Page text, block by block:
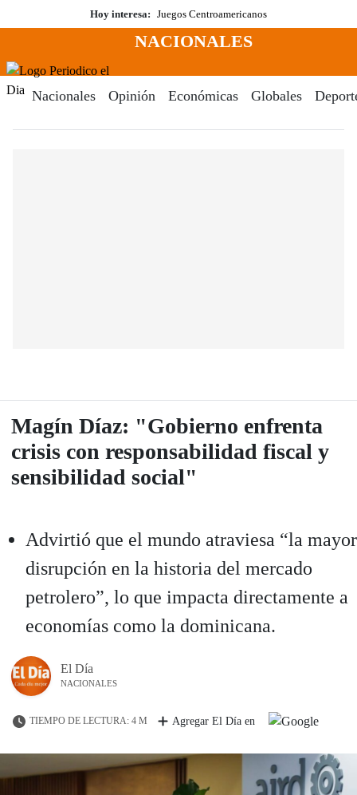
al
Hoy interesa: Juegos Centroamericanos
Menú
NACIONALES
Nacionales Opinión Económicas Globales
Magín Díaz: "Gobierno enfrenta
crisis con responsabilidad fiscal y
sensibilidad social"
Advirtió que el mundo atraviesa “la mayor
disrupción en la historia del mercado
petrolero”, lo que impacta directamente a
economías como la dominicana.
El Día
NACIONALES
TIEMPO DE LECTURA: 4 M Agregar El Día en